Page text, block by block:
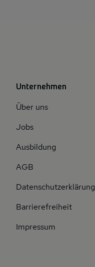
Unternehmen
Über uns
Jobs
Ausbildung
AGB
Datenschutzerklärung
Barrierefreiheit
Impressum